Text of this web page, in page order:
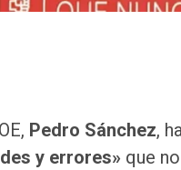
Pedro Sánchez,
y errores» que